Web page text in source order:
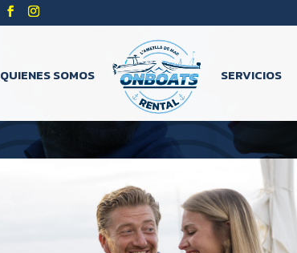
QUIENES SOMOS SERVICIOS